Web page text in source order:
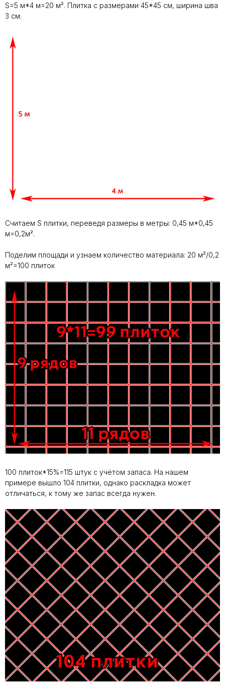
S=5 м*4 м=20 м². Плитка с размерами 45*45 см, ширина шва
3 см.
Считаем S плитки, переведя размеры в метры: 0,45 м*0,45
м=0,2м².
Поделим площади и узнаем количество материала: 20 м²/0,2
м²=100 плиток
100 плиток*15%=115 штук с учётом запаса. На нашем
примере вышло 104 плитки, однако раскладка может
отличаться, к тому же запас всегда нужен.